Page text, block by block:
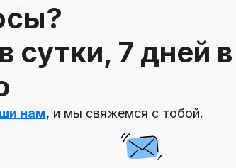
7 дней в
нам, и мы свяжемся с тобой.